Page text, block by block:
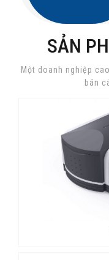
SẢN
Một doanh nghiệp
bán